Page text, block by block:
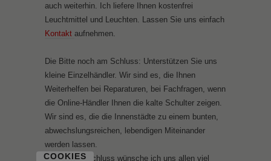
auch weiterhin. Ich liefere Ihnen kostenfrei
Leuchtmittel und Leuchten. Lassen Sie uns einfach
Kontakt aufnehmen.
Die Bitte noch am Schluss: Unterstützen Sie uns
kleine Einzelhändler. Wir sind es, die Ihnen
Weiterhelfen bei Reparaturen, bei Fachfragen, wenn
die Online-Händler Ihnen die kalte Schulter zeigen.
Wir sind es, die die Innenstädte zu einem bunten,
abwechslungsreichen, lebendigen Miteinander
werden lassen.
Und zum Abschluss wünsche ich uns allen viel
COOKIES